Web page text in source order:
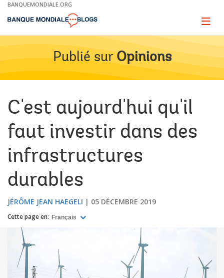
Skip
Main
BANQUEMONDIALE.ORG
Page
Publié sur Opinions
C'est aujourd'hui qu'il
faut investir dans des
infrastructures
durables
JÉRÔME JEAN HAEGELI 05 DÉCEMBRE 2019
Cette page en: Français